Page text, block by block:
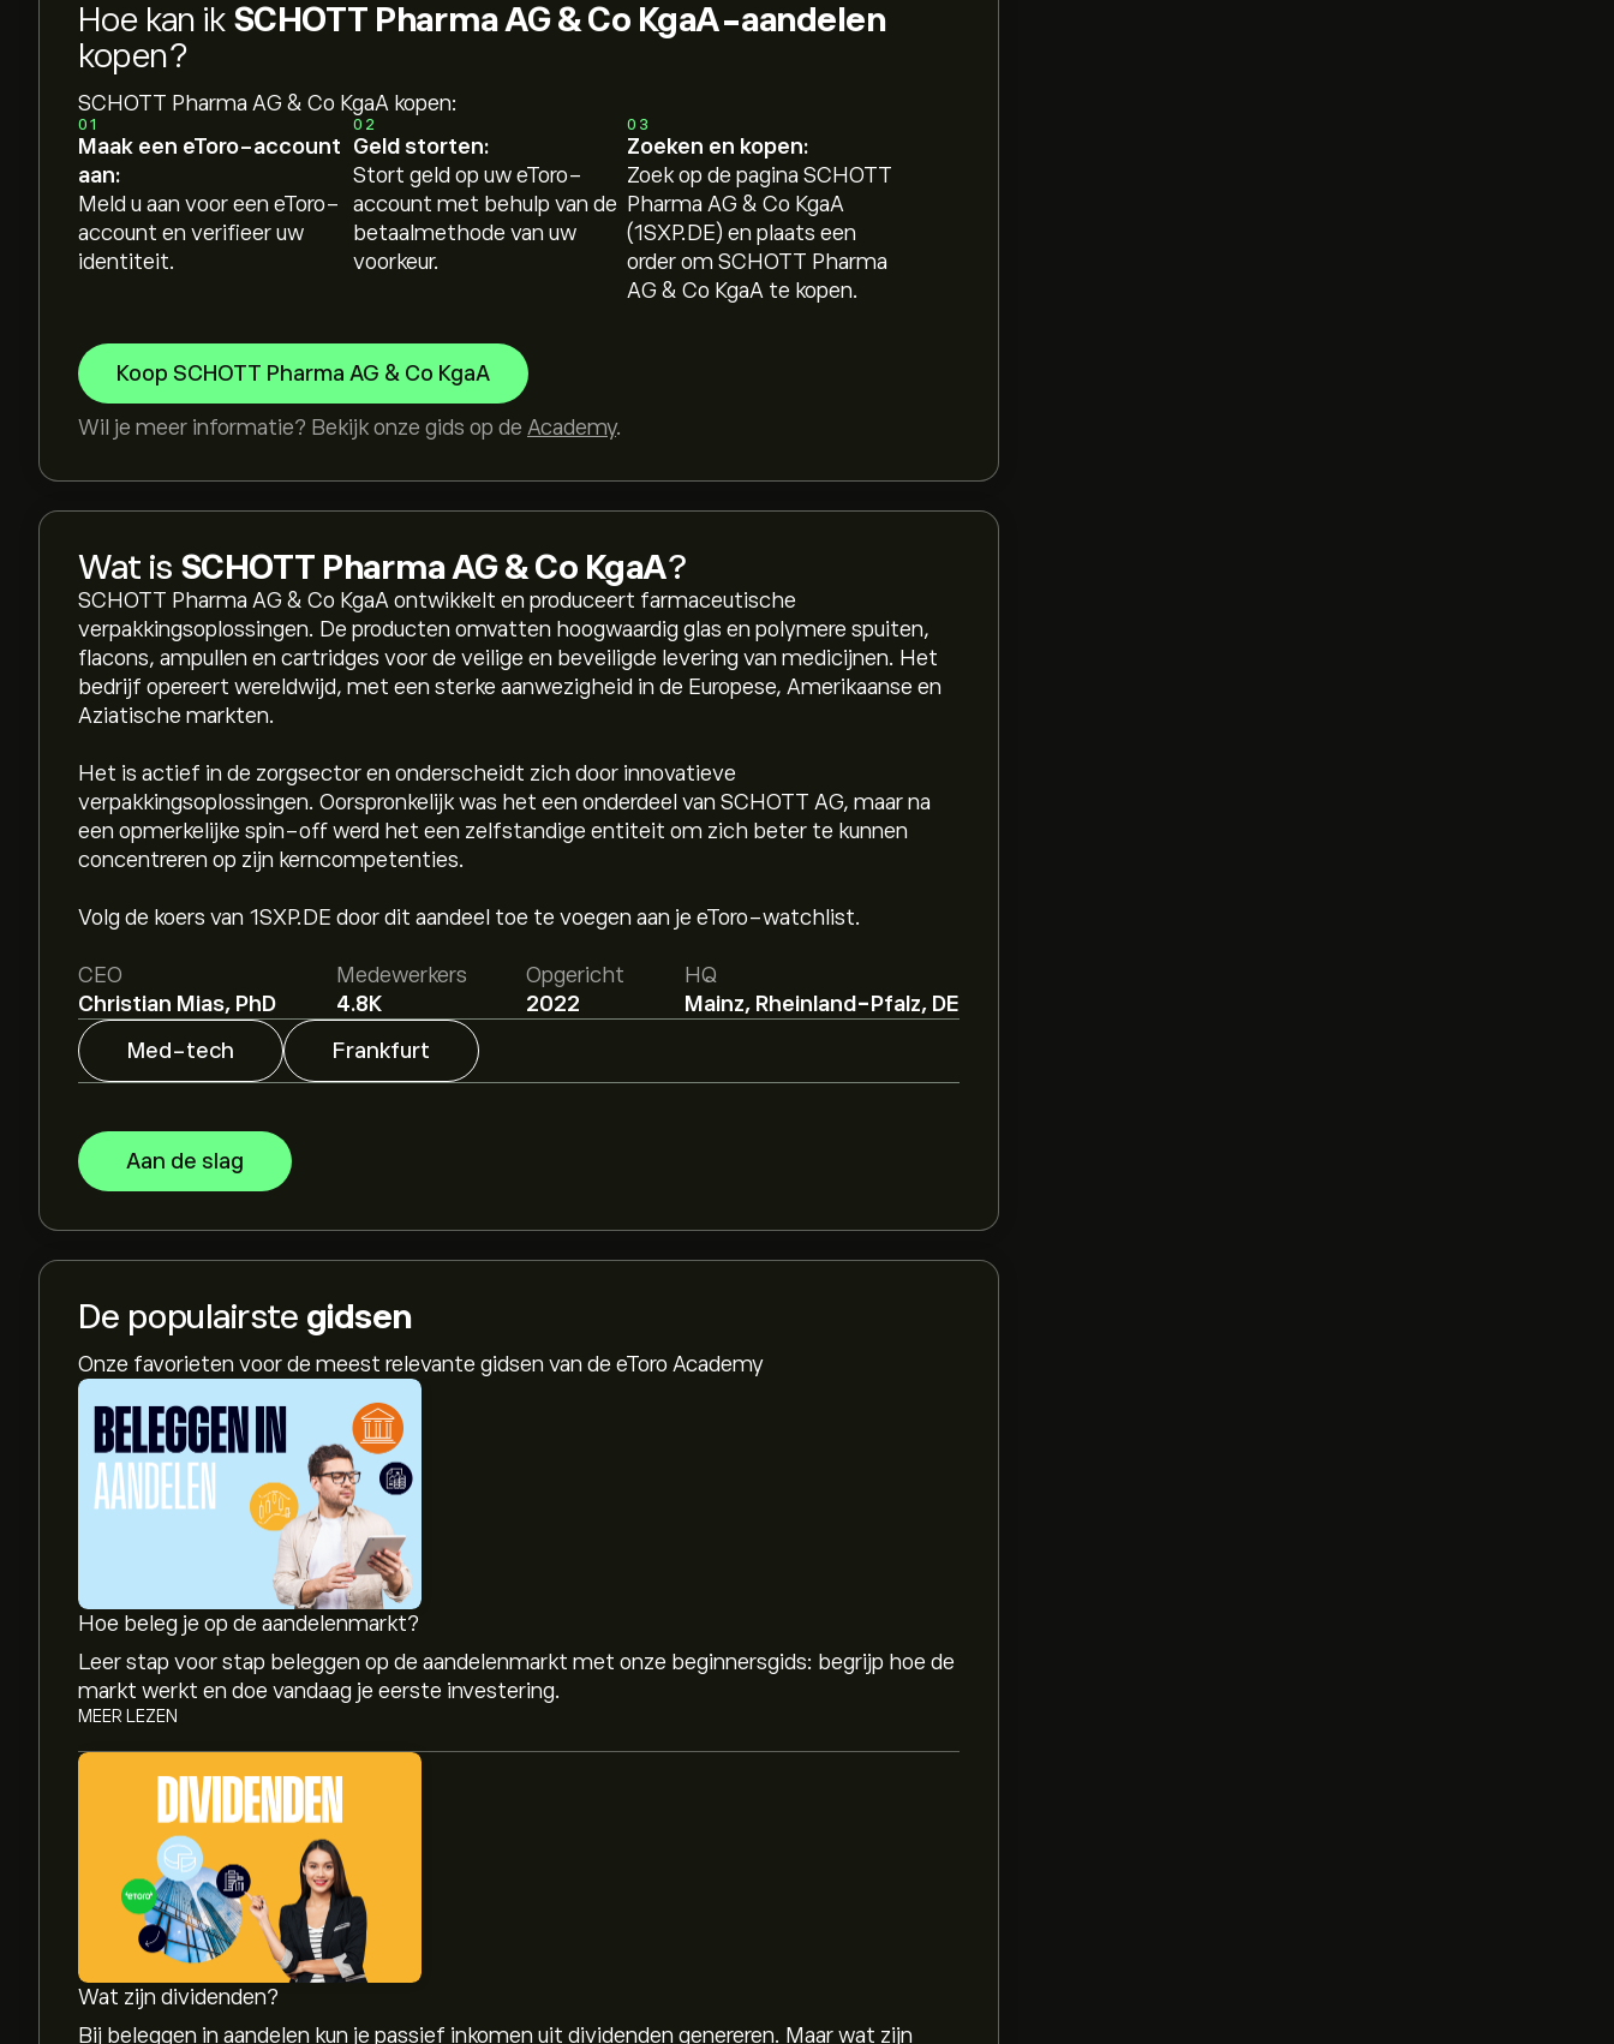
Hoe kan ik SCHOTT Pharma AG & Co KgaA-aandelen
kopen?
SCHOTT Pharma AG & Co KgaA kopen:
01
Maak een eToro-account
aan:
Meld u aan voor een eToro-
account en verifieer uw
identiteit.
02
Geld storten:
Stort geld op uw eToro-
account met behulp van de
betaalmethode van uw
voorkeur.
03
Zoeken en kopen:
Zoek op de pagina SCHOTT
Pharma AG & Co KgaA
(1SXP.DE) en plaats een
order om SCHOTT Pharma
AG & Co KgaA te kopen.
Koop SCHOTT Pharma AG & Co KgaA
Wil je meer informatie? Bekijk onze gids op de Academy.
Wat is SCHOTT Pharma AG & Co KgaA?
SCHOTT Pharma AG & Co KgaA ontwikkelt en produceert farmaceutische
verpakkingsoplossingen. De producten omvatten hoogwaardig glas en polymere spuiten,
flacons, ampullen en cartridges voor de veilige en beveiligde levering van medicijnen. Het
bedrijf opereert wereldwijd, met een sterke aanwezigheid in de Europese, Amerikaanse en
Aziatische markten.
Het is actief in de zorgsector en onderscheidt zich door innovatieve
verpakkingsoplossingen. Oorspronkelijk was het een onderdeel van SCHOTT AG, maar na
een opmerkelijke spin-off werd het een zelfstandige entiteit om zich beter te kunnen
concentreren op zijn kerncompetenties.
Volg de koers van 1SXP.DE door dit aandeel toe te voegen aan je eToro-watchlist.
CEO
Christian Mias, PhD
Medewerkers
4.8K
Opgericht
2022
HQ
Mainz, Rheinland-Pfalz, DE
Med-tech
Frankfurt
Aan de slag
De populairste gidsen
Onze favorieten voor de meest relevante gidsen van de eToro Academy
Hoe beleg je op de aandelenmarkt?
Leer stap voor stap beleggen op de aandelenmarkt met onze beginnersgids: begrijp hoe de
markt werkt en doe vandaag je eerste investering.
MEER LEZEN
Wat zijn dividenden?
Bij beleggen in aandelen kun je passief inkomen uit dividenden genereren. Maar wat zijn